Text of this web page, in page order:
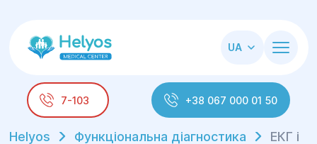
UA
7-103 +38 067 000 01 50
Helyos Функціональна діагностика
ЕКГ і